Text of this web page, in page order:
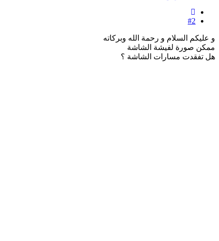
#2
و عليكم السلام و رحمة الله وبركاته
ممكن صورة لفيشة الشاشة
هل تفقدت مسارات الشاشة ؟